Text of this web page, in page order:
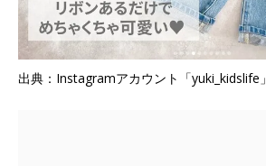
出典：Instagramアカウント「yuki_kidslife」